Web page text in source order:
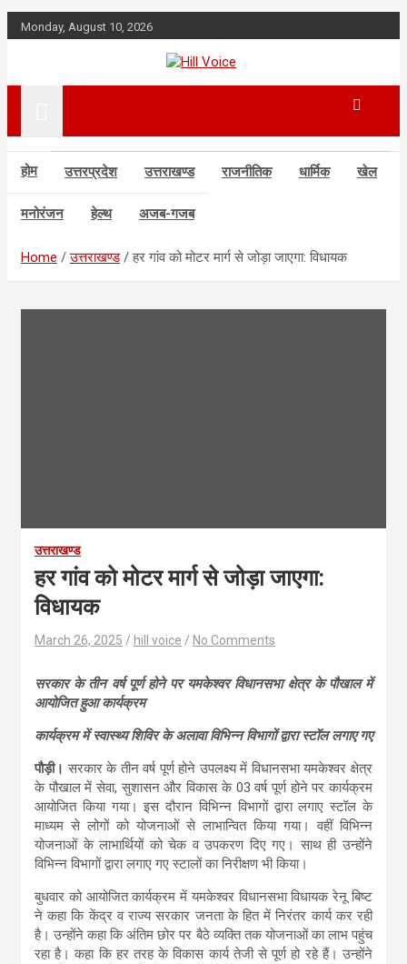
Skip
to
Monday, August 10, 2026
Hill Voice
होम उत्तरप्रदेश उत्तराखण्ड राजनीतिक धार्मिक खेल
मनोरंजन हेल्थ अजब-गजब
Home उत्तराखण्ड हर गांव को मोटर मार्ग से जोड़ा जाएगा: विधायक
उत्तराखण्ड
हर गांव को मोटर मार्ग से जोड़ा जाएगा:
विधायक
March 26, 2025 hill voice No Comments
सरकार के तीन वर्ष पूर्ण होने पर यमकेश्वर विधानसभा क्षेत्र के पौखाल में
आयोजित हुआ कार्यक्रम
कार्यक्रम में स्वास्थ्य शिविर के अलावा विभिन्न विभागों द्वारा स्टॉल लगाए गए
पौड़ी। सरकार के तीन वर्ष पूर्ण होने उपलक्ष्य में विधानसभा यमकेश्वर क्षेत्र
के पौखाल में सेवा, सुशासन और विकास के 03 वर्ष पूर्ण होने पर कार्यक्रम
आयोजित किया गया। इस दौरान विभिन्न विभागों द्वारा लगाए स्टॉल के
माध्यम से लोगों को योजनाओं से लाभान्वित किया गया। वहीं विभिन्न
योजनाओं के लाभार्थियों को चेक व उपकरण दिए गए। साथ ही उन्होंने
विभिन्न विभागों द्वारा लगाए गए स्टालों का निरीक्षण भी किया।
बुधवार को आयोजित कार्यक्रम में यमकेश्वर विधानसभा विधायक रेनू बिष्ट
ने कहा कि केंद्र व राज्य सरकार जनता के हित में निरंतर कार्य कर रही
है। उन्होंने कहा कि अंतिम छोर पर बैठे व्यक्ति तक योजनाओं का लाभ पहुंच
रहा है। कहा कि हर तरह के विकास कार्य तेजी से पूर्ण हो रहे हैं। उन्होंने